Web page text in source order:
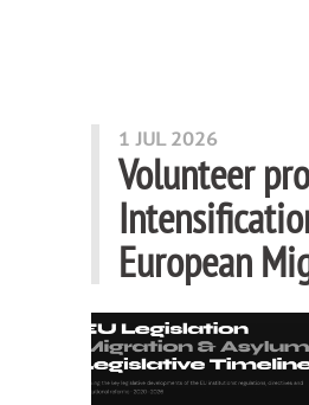
1 JUL 2026
Volunteer
European